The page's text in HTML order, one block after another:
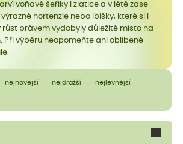
voňavé šeříky i zlatice a v létě zase
hortenzie nebo ibišky, které si i
růst právem vydobyly důležité místo na
Při výběru neopomeňte ani oblíbené
nejnovější nejdražší nejlevnější